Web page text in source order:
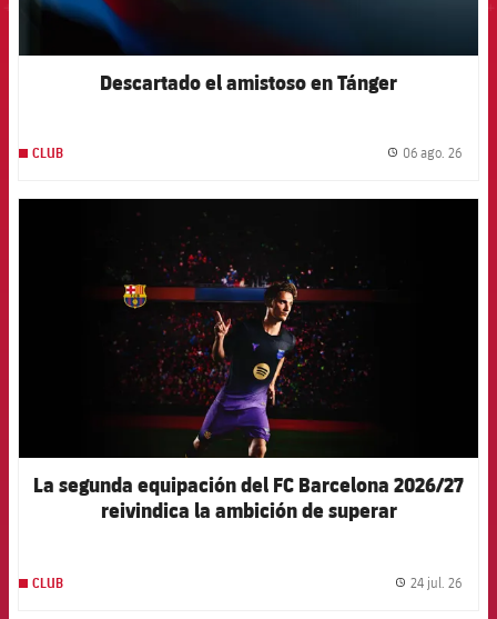
Descartado el amistoso en Tánger
CLUB 06 ago. 26
La segunda equipación del FC Barcelona 2026/27
reivindica la ambición de superar
CLUB 24 jul. 26